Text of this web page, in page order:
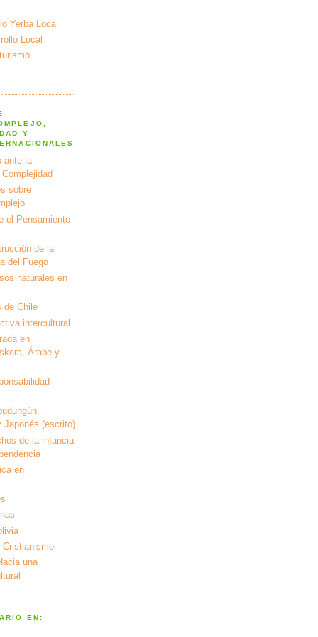
Yerba Loca
Local
Y
ante la
sobre
el Pensamiento
de la
del Fuego
naturales en
de Chile
intercultural
en
Árabe y
Japonés (escrito)
de la infancia
en
Cristianismo
una
EN: